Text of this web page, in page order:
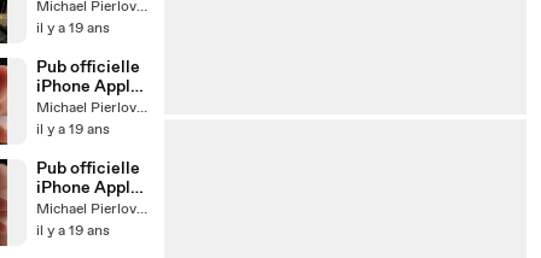
alcoolisée : le
dindon
Michael Pierlovisi
il y a 19 ans
Pub officielle
iPhone Apple
(Ipod)
Michael Pierlovisi
il y a 19 ans
Pub officielle
iPhone Apple
(Calamari)
Michael Pierlovisi
il y a 19 ans